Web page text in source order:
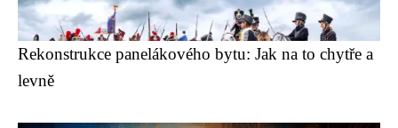
Rekonstrukce panelákového bytu: Jak na to chytře a
levně